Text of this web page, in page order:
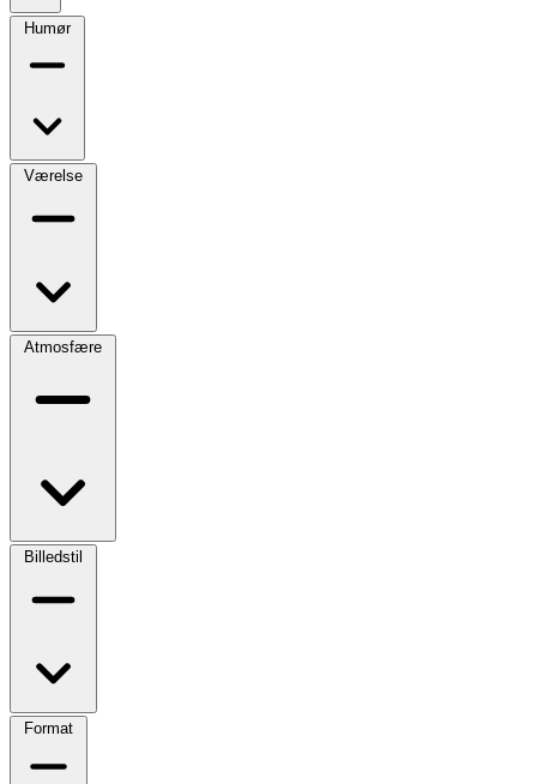
Humør
Værelse
Atmosfære
Billedstil
Format